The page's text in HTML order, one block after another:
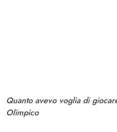
Quanto avevo voglia di
Olimpico